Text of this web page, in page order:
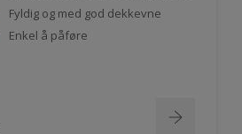
Fyldig og med god dekkevne
Enkel å påføre